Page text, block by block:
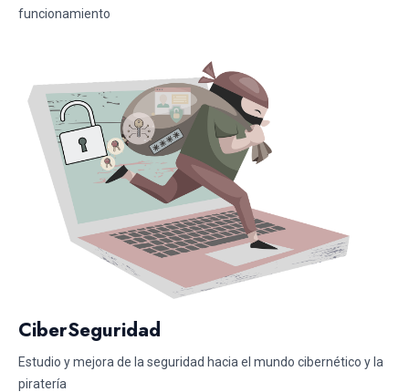
funcionamiento
CiberSeguridad
Estudio y mejora de la seguridad hacia el mundo cibernético y la
piratería